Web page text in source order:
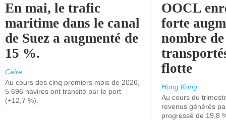
En mai, le trafic
maritime dans le canal
de Suez a augmenté de
15 %.
Caire
Au cours des cinq premiers mois de 2026,
5 696 navires ont transité par le port
(+12,7 %).
OOCL
forte
nombre
flotte
Hong Kong
Au cours du
revenus générés
progressé de 19,8